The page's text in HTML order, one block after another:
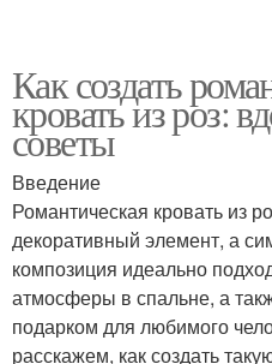
Как создать
кровать из роз:
советы
Введение
Романтическая кровать из
декоративный элемент, а
композиция идеально
атмосферы в спальне, а
подарком для любимого
расскажем, как создать